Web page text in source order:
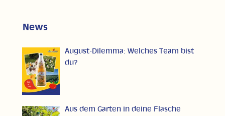
News
August-Dilemma: Welches Team bist
du?
Aus dem Garten in deine Flasche